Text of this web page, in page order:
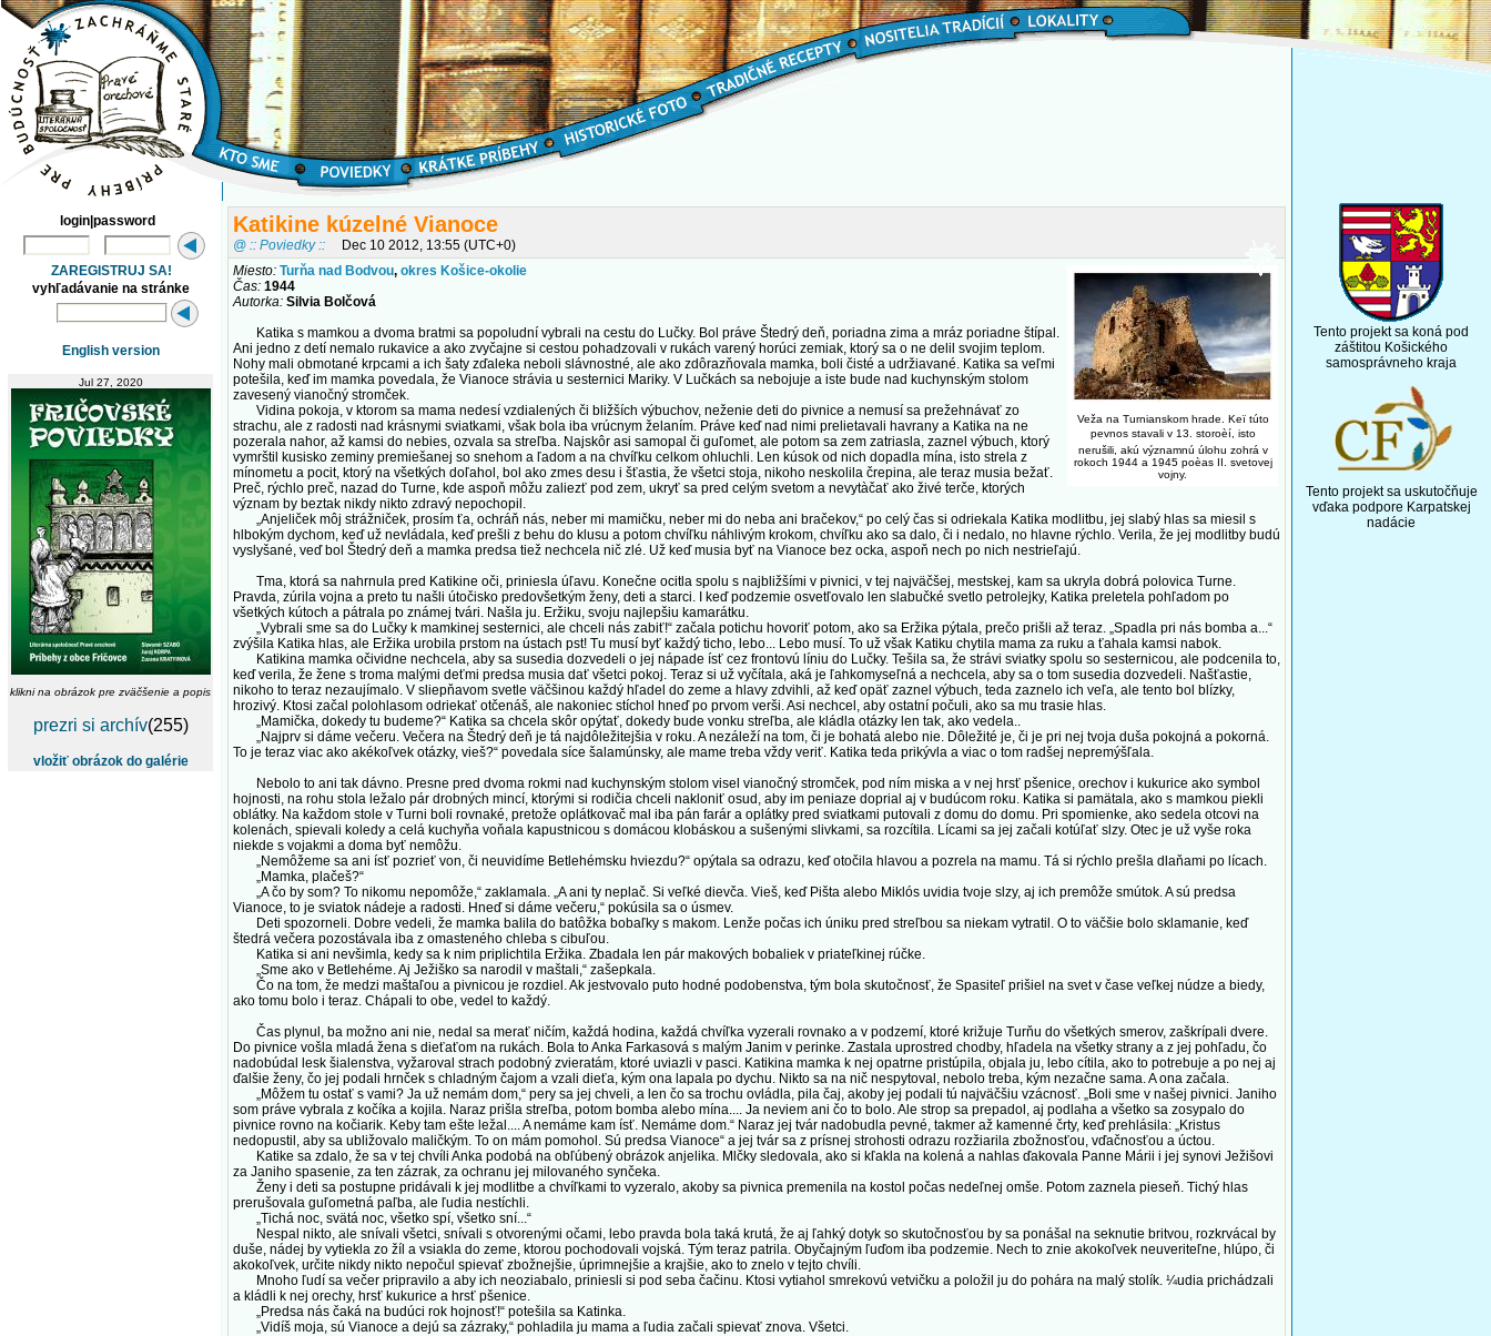
login|password
ZAREGISTRUJ SA!
vyhľadávanie na stránke
English version
Jul 27, 2020
klikni na obrázok pre zväčšenie a popis
prezri si archív(255)
vložiť obrázok do galérie
Katikine kúzelné Vianoce
@ :: Poviedky :: Dec 10 2012, 13:55 (UTC+0)
Veža na Turnianskom hrade. Keï túto
pevnos stavali v 13. storoèí, isto
nerušili, akú významnú úlohu zohrá v
rokoch 1944 a 1945 poèas II. svetovej
vojny.
Miesto: Turňa nad Bodvou, okres Košice-okolie
Čas: 1944
Autorka: Silvia Bolčová
Katika s mamkou a dvoma bratmi sa popoludní vybrali na cestu do Lučky. Bol práve Štedrý deň, poriadna zima a mráz poriadne štípal.
Ani jedno z detí nemalo rukavice a ako zvyčajne si cestou pohadzovali v rukách varený horúci zemiak, ktorý sa o ne delil svojim teplom.
Nohy mali obmotané krpcami a ich šaty zďaleka neboli slávnostné, ale ako zdôrazňovala mamka, boli čisté a udržiavané. Katika sa veľmi
potešila, keď im mamka povedala, že Vianoce strávia u sesternici Mariky. V Lučkách sa nebojuje a iste bude nad kuchynským stolom
zavesený vianočný stromček.
Vidina pokoja, v ktorom sa mama nedesí vzdialených či bližších výbuchov, neženie deti do pivnice a nemusí sa prežehnávať zo
strachu, ale z radosti nad krásnymi sviatkami, však bola iba vrúcnym želaním. Práve keď nad nimi prelietavali havrany a Katika na ne
pozerala nahor, až kamsi do nebies, ozvala sa streľba. Najskôr asi samopal či guľomet, ale potom sa zem zatriasla, zaznel výbuch, ktorý
vymrštil kusisko zeminy premiešanej so snehom a ľadom a na chvíľku celkom ohluchli. Len kúsok od nich dopadla mína, isto strela z
mínometu a pocit, ktorý na všetkých doľahol, bol ako zmes desu i šťastia, že všetci stoja, nikoho neskolila črepina, ale teraz musia bežať.
Preč, rýchlo preč, nazad do Turne, kde aspoň môžu zaliezť pod zem, ukryť sa pred celým svetom a nevytàčať ako živé terče, ktorých
význam by beztak nikdy nikto zdravý nepochopil.
„Anjeliček môj strážniček, prosím ťa, ochráň nás, neber mi mamičku, neber mi do neba ani bračekov,“ po celý čas si odriekala Katika modlitbu, jej slabý hlas sa miesil s
hlbokým dychom, keď už nevládala, keď prešli z behu do klusu a potom chvíľku náhlivým krokom, chvíľku ako sa dalo, či i nedalo, no hlavne rýchlo. Verila, že jej modlitby budú
vyslyšané, veď bol Štedrý deň a mamka predsa tiež nechcela nič zlé. Už keď musia byť na Vianoce bez ocka, aspoň nech po nich nestrieľajú.
Tma, ktorá sa nahrnula pred Katikine oči, priniesla úľavu. Konečne ocitla spolu s najbližšími v pivnici, v tej najväčšej, mestskej, kam sa ukryla dobrá polovica Turne.
Pravda, zúrila vojna a preto tu našli útočisko predovšetkým ženy, deti a starci. I keď podzemie osvetľovalo len slabučké svetlo petrolejky, Katika preletela pohľadom po
všetkých kútoch a pátrala po známej tvári. Našla ju. Eržiku, svoju najlepšiu kamarátku.
„Vybrali sme sa do Lučky k mamkinej sesternici, ale chceli nás zabiť!“ začala potichu hovoriť potom, ako sa Eržika pýtala, prečo prišli až teraz. „Spadla pri nás bomba a...“
zvýšila Katika hlas, ale Eržika urobila prstom na ústach pst! Tu musí byť každý ticho, lebo... Lebo musí. To už však Katiku chytila mama za ruku a ťahala kamsi nabok.
Katikina mamka očividne nechcela, aby sa susedia dozvedeli o jej nápade ísť cez frontovú líniu do Lučky. Tešila sa, že strávi sviatky spolu so sesternicou, ale podcenila to,
keď verila, že žene s troma malými deťmi predsa musia dať všetci pokoj. Teraz si už vyčítala, aká je ľahkomyseľná a nechcela, aby sa o tom susedia dozvedeli. Našťastie,
nikoho to teraz nezaujímalo. V sliepňavom svetle väčšinou každý hľadel do zeme a hlavy zdvihli, až keď opäť zaznel výbuch, teda zaznelo ich veľa, ale tento bol blízky,
hrozivý. Ktosi začal polohlasom odriekať otčenáš, ale nakoniec stíchol hneď po prvom verši. Asi nechcel, aby ostatní počuli, ako sa mu trasie hlas.
„Mamička, dokedy tu budeme?“ Katika sa chcela skôr opýtať, dokedy bude vonku streľba, ale kládla otázky len tak, ako vedela..
„Najprv si dáme večeru. Večera na Štedrý deň je tá najdôležitejšia v roku. A nezáleží na tom, či je bohatá alebo nie. Dôležité je, či je pri nej tvoja duša pokojná a pokorná.
To je teraz viac ako akékoľvek otázky, vieš?“ povedala síce šalamúnsky, ale mame treba vždy veriť. Katika teda prikývla a viac o tom radšej nepremýšľala.
Nebolo to ani tak dávno. Presne pred dvoma rokmi nad kuchynským stolom visel vianočný stromček, pod ním miska a v nej hrsť pšenice, orechov i kukurice ako symbol
hojnosti, na rohu stola ležalo pár drobných mincí, ktorými si rodičia chceli nakloniť osud, aby im peniaze doprial aj v budúcom roku. Katika si pamätala, ako s mamkou piekli
oblátky. Na každom stole v Turni boli rovnaké, pretože oplátkovač mal iba pán farár a oplátky pred sviatkami putovali z domu do domu. Pri spomienke, ako sedela otcovi na
kolenách, spievali koledy a celá kuchyňa voňala kapustnicou s domácou klobáskou a sušenými slivkami, sa rozcítila. Lícami sa jej začali kotúľať slzy. Otec je už vyše roka
niekde s vojakmi a doma byť nemôžu.
„Nemôžeme sa ani ísť pozrieť von, či neuvidíme Betlehémsku hviezdu?“ opýtala sa odrazu, keď otočila hlavou a pozrela na mamu. Tá si rýchlo prešla dlaňami po lícach.
„Mamka, plačeš?“
„A čo by som? To nikomu nepomôže,“ zaklamala. „A ani ty neplač. Si veľké dievča. Vieš, keď Pišta alebo Miklós uvidia tvoje slzy, aj ich premôže smútok. A sú predsa
Vianoce, to je sviatok nádeje a radosti. Hneď si dáme večeru,“ pokúsila sa o úsmev.
Deti spozorneli. Dobre vedeli, že mamka balila do batôžka bobaľky s makom. Lenže počas ich úniku pred streľbou sa niekam vytratil. O to väčšie bolo sklamanie, keď
štedrá večera pozostávala iba z omasteného chleba s cibuľou.
Katika si ani nevšimla, kedy sa k nim priplichtila Eržika. Zbadala len pár makových bobaliek v priateľkinej rúčke.
„Sme ako v Betlehéme. Aj Ježiško sa narodil v maštali,“ zašepkala.
Čo na tom, že medzi maštaľou a pivnicou je rozdiel. Ak jestvovalo puto hodné podobenstva, tým bola skutočnosť, že Spasiteľ prišiel na svet v čase veľkej núdze a biedy,
ako tomu bolo i teraz. Chápali to obe, vedel to každý.
Čas plynul, ba možno ani nie, nedal sa merať ničím, každá hodina, každá chvíľka vyzerali rovnako a v podzemí, ktoré križuje Turňu do všetkých smerov, zaškrípali dvere.
Do pivnice vošla mladá žena s dieťaťom na rukách. Bola to Anka Farkasová s malým Janim v perinke. Zastala uprostred chodby, hľadela na všetky strany a z jej pohľadu, čo
nadobúdal lesk šialenstva, vyžaroval strach podobný zvieratám, ktoré uviazli v pasci. Katikina mamka k nej opatrne pristúpila, objala ju, lebo cítila, ako to potrebuje a po nej aj
ďalšie ženy, čo jej podali hrnček s chladným čajom a vzali dieťa, kým ona lapala po dychu. Nikto sa na nič nespytoval, nebolo treba, kým nezačne sama. A ona začala.
„Môžem tu ostať s vami? Ja už nemám dom,“ pery sa jej chveli, a len čo sa trochu ovládla, pila čaj, akoby jej podali tú najväčšiu vzácnosť. „Boli sme v našej pivnici. Janiho
som práve vybrala z kočíka a kojila. Naraz prišla streľba, potom bomba alebo mína.... Ja neviem ani čo to bolo. Ale strop sa prepadol, aj podlaha a všetko sa zosypalo do
pivnice rovno na kočiarik. Keby tam ešte ležal.... A nemáme kam ísť. Nemáme dom.“ Naraz jej tvár nadobudla pevné, takmer až kamenné črty, keď prehlásila: „Kristus
nedopustil, aby sa ubližovalo maličkým. To on mám pomohol. Sú predsa Vianoce“ a jej tvár sa z prísnej strohosti odrazu rozžiarila zbožnosťou, vďačnosťou a úctou.
Katike sa zdalo, že sa v tej chvíli Anka podobá na obľúbený obrázok anjelika. Mlčky sledovala, ako si kľakla na kolená a nahlas ďakovala Panne Márii i jej synovi Ježišovi
za Janiho spasenie, za ten zázrak, za ochranu jej milovaného synčeka.
Ženy i deti sa postupne pridávali k jej modlitbe a chvíľkami to vyzeralo, akoby sa pivnica premenila na kostol počas nedeľnej omše. Potom zaznela pieseň. Tichý hlas
prerušovala guľometná paľba, ale ľudia nestíchli.
„Tichá noc, svätá noc, všetko spí, všetko sní...“
Nespal nikto, ale snívali všetci, snívali s otvorenými očami, lebo pravda bola taká krutá, že aj ľahký dotyk so skutočnosťou by sa ponášal na seknutie britvou, rozkrvácal by
duše, nádej by vytiekla zo žíl a vsiakla do zeme, ktorou pochodovali vojská. Tým teraz patrila. Obyčajným ľuďom iba podzemie. Nech to znie akokoľvek neuveriteľne, hlúpo, či
akokoľvek, určite nikdy nikto nepočul spievať zbožnejšie, úprimnejšie a krajšie, ako to znelo v tejto chvíli.
Mnoho ľudí sa večer pripravilo a aby ich neoziabalo, priniesli si pod seba čačinu. Ktosi vytiahol smrekovú vetvičku a položil ju do pohára na malý stolík. ¼udia prichádzali
a kládli k nej orechy, hrsť kukurice a hrsť pšenice.
„Predsa nás čaká na budúci rok hojnosť!“ potešila sa Katinka.
„Vidíš moja, sú Vianoce a dejú sa zázraky,“ pohladila ju mama a ľudia začali spievať znova. Všetci.
Tento projekt sa koná pod
záštitou Košického
samosprávneho kraja
Tento projekt sa uskutočňuje
vďaka podpore Karpatskej
nadácie